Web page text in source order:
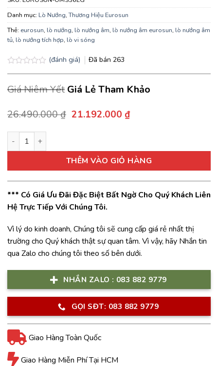
Danh mục: Lò Nướng,Thương Hiệu Eurosun
Thẻ: eurosun, lò nướng, lò nướng âm, lò nướng âm eurosun, lò nướng âm
tủ, lò nướng tích hợp, lò vi sóng
hạng
0.0
sao
(đánh giá) Đã bán 263
Giá Niêm Yết Giá Lẻ Tham Khảo
26.490.000₫ Giá
21.192.000 ₫Giá
21.192.000 ₫.
Lò nướng Eurosun OMS36EG tích hợp dung tích 36 lít số lượng
THÊM VÀO GIỎ HÀNG
*** Có Giá Ưu Đãi Đặc Biệt Bất Ngờ Cho Quý Khách Liên
Hệ Trực Tiếp Với Chúng Tôi.
Vì lý do kinh doanh, Chúng tôi sẽ cung cấp giá rẻ nhất thị
trường cho Quý khách thật sự quan tâm. Vì vậy, hãy Nhắn tin
qua Zalo cho chúng tôi theo số bên dưới.
NHẮN ZALO : 083 882 9779
GỌI SĐT: 083 882 9779
Giao Hàng Toàn Quốc
Giao Hàng Miễn Phí Tại HCM